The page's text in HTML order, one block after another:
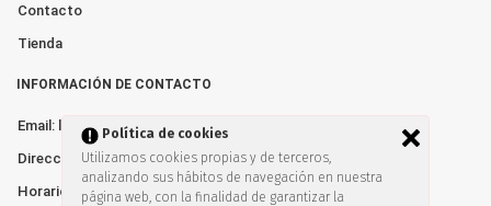
Contacto
Tienda
INFORMACIÓN DE CONTACTO
Email: lacalendulatienda@gmail.com
Dirección: Av. de España nº10. Algeciras 11205
Horarios: Lunes a Viernes de 10:00–13:30 y 17:00–20:30
Política de cookies
Utilizamos cookies propias y de terceros,
analizando sus hábitos de navegación en nuestra
página web, con la finalidad de garantizar la